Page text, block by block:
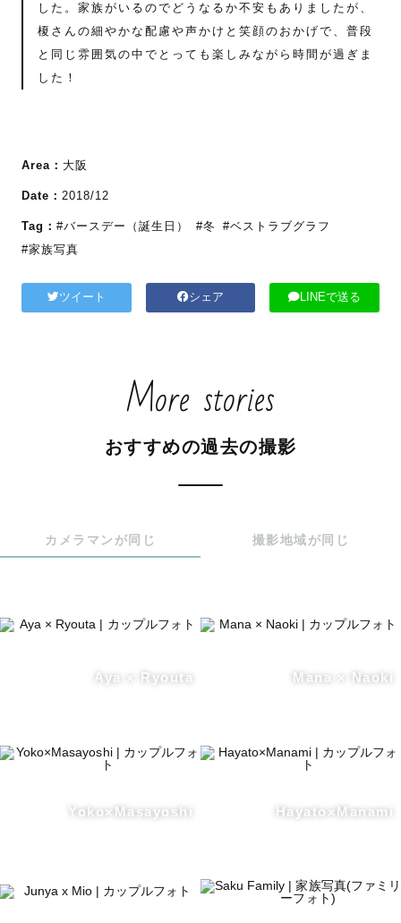
した。家族がいるのでどうなるか不安もありましたが、
榎さんの細やかな配慮や声かけと笑顔のおかげで、普段
と同じ雰囲気の中でとっても楽しみながら時間が過ぎま
した！
Area： 大阪
Date： 2018/12
Tag： #バースデー（誕生日） #冬
#ベストラブグラフ
#家族写真
ツイート シェア LINEで送る
More stories
おすすめの過去の撮影
カメラマンが同じ 撮影地域が同じ
Aya × Ryouta Mana × Naoki
Yoko×Masayoshi Hayato×Manami